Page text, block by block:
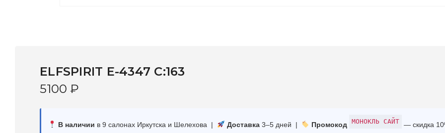
ELFSPIRIT E-4347 C:163
5100 ₽
В наличии в 9 салонах Иркутска и Шелехова | Доставка3–5 дней | Промокод МОНОКЛЬ САЙТ — скидка